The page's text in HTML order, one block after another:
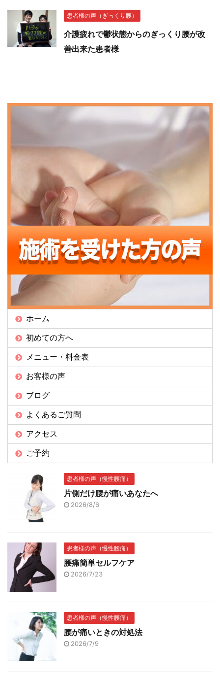
患者様の声（ぎっくり腰）
介護疲れで鬱状態からのぎっくり腰が改
善出来た患者様
ホーム
初めての方へ
メニュー・料金表
お客様の声
ブログ
よくあるご質問
アクセス
ご予約
患者様の声（慢性腰痛）
片側だけ腰が痛いあなたへ
2026/8/6
患者様の声（慢性腰痛）
腰痛簡単セルフケア
2026/7/23
患者様の声（慢性腰痛）
腰が痛いときの対処法
2026/7/9